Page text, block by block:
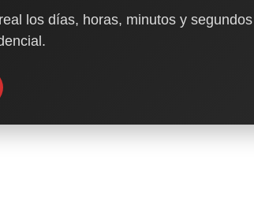
los días, horas, minutos y